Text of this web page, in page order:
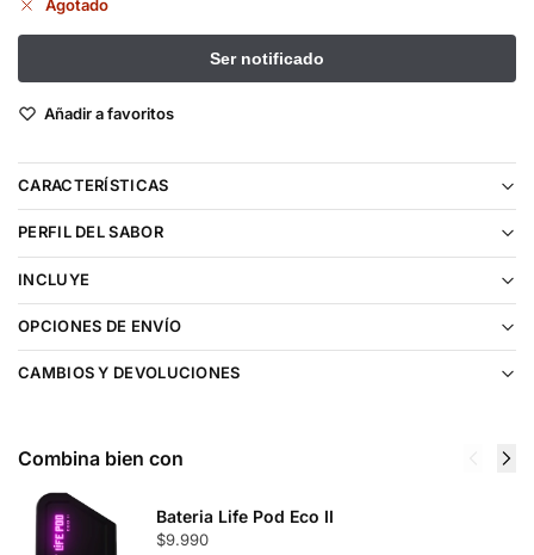
Agotado
Añadir a favoritos
CARACTERÍSTICAS
PERFIL DEL SABOR
INCLUYE
OPCIONES DE ENVÍO
CAMBIOS Y DEVOLUCIONES
Combina bien con
Bateria Life Pod Eco II
$9.990